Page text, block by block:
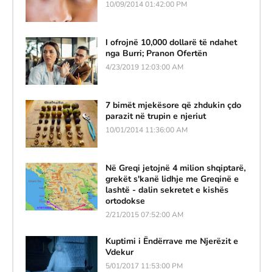
10/09/2014 01:42:00 PM
I ofrojnë 10,000 dollarë të ndahet
nga Burri; Pranon Ofertën
4/23/2019 12:03:00 AM
7 bimët mjekësore që zhdukin çdo
parazit në trupin e njeriut
10/01/2014 11:36:00 AM
Në Greqi jetojnë 4 milion shqiptarë,
grekët s'kanë lidhje me Greqinë e
lashtë - dalin sekretet e kishës
ortodokse
2/21/2015 07:52:00 AM
Kuptimi i Ëndërrave me Njerëzit e
Vdekur
5/01/2017 11:53:00 PM